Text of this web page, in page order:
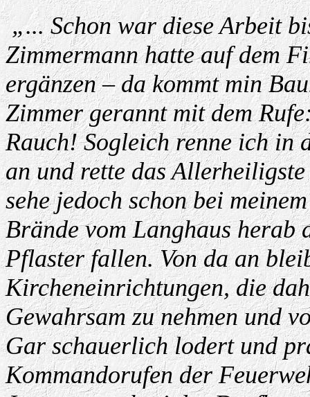
„... Schon war diese Arbeit
Zimmermann hatte auf dem
ergänzen – da kommt min
Zimmer gerannt mit dem
Rauch! Sogleich renne ich in
an und rette das
sehe jedoch schon bei
Brände vom Langhaus herab
Pflaster fallen. Von da an
Kircheneinrichtungen, die
Gewahrsam zu nehmen und
Gar schauerlich lodert und
Kommandorufen der